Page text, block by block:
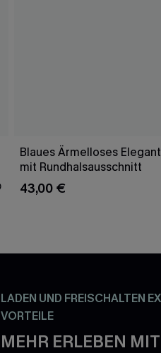
Blaues Ärmelloses
mit Rundhalsausschnitt
43,00 €
LADEN UND FREISCHALTEN
VORTEILE
MEHR ERLEBEN